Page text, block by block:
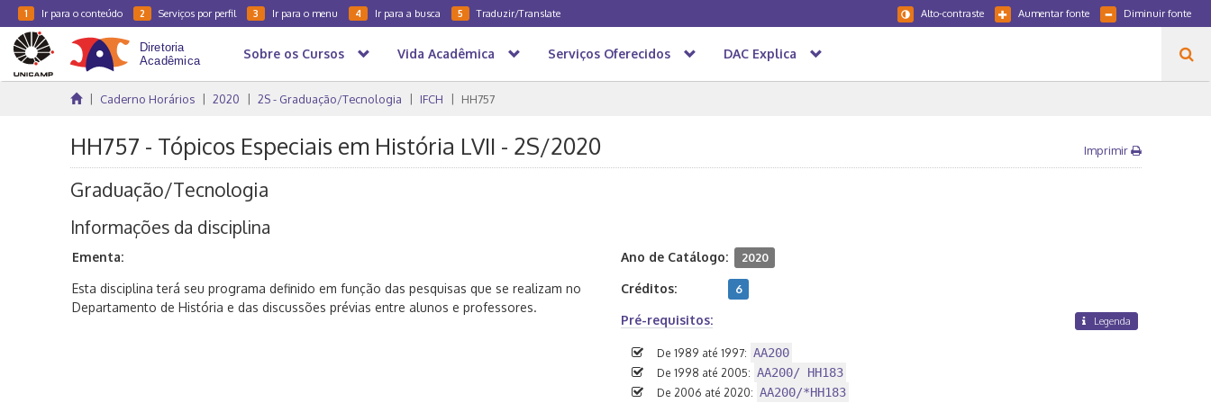
1 Ir para o conteúdo 2 Serviços por perfil 3 Ir para o menu 4 Ir para a busca 5 Traduzir/Translate Diminuir fonte
Aumentar fonte
Alto-contraste
Sobre os Cursos Vida Acadêmica Serviços Oferecidos DAC Explica
Caderno Horários 2020 2S - Graduação/Tecnologia IFCH HH757
HH757 - Tópicos Especiais em História LVII - 2S/2020 Imprimir
Graduação/Tecnologia
Informações da disciplina
Ementa:
Esta disciplina terá seu programa definido em função das pesquisas que se realizam no
Departamento de História e das discussões prévias entre alunos e professores.
Ano de Catálogo: 2020
Créditos: 6
Pré-requisitos: Legenda
De 1989 até 1997: AA200
De 1998 até 2005: AA200/ HH183
De 2006 até 2020: AA200/*HH183